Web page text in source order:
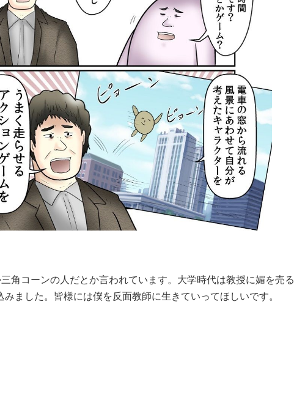
角コーンの人だとか言われています。大学時代は教授に媚を売る
ました。皆様には僕を反面教師に生きていってほしいです。